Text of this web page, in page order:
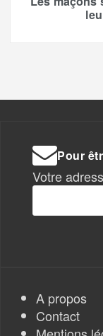
Pour
Votre
A propos
Contact